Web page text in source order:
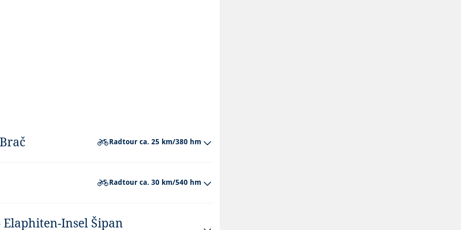
Radtour ca. 25 km/380 hm
Anschließend Schifffahrt nach Supetar auf der Insel
Radtour ca. 30 km/540 hm
Vom Hafen in Račišće radeln Sie zu einem
Insel Šipan